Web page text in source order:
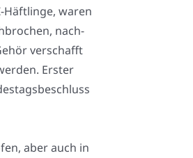
Häft­lin­ge, waren
nach­
ver­schafft
Ers­ter
aber auch in